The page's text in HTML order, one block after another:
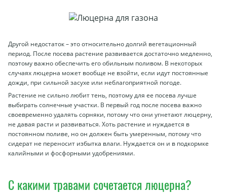
Другой недостаток – это относительно долгий вегетационный
период. После посева растение развивается достаточно медленно,
поэтому важно обеспечить его обильным поливом. В некоторых
случаях люцерна может вообще не взойти, если идут постоянные
дожди, при сильной засухе или неблагоприятной погоде.
Растение не сильно любит тень, поэтому для ее посева лучше
выбирать солнечные участки. В первый год после посева важно
своевременно удалять сорняки, потому что они угнетают люцерну,
не давая расти и развиваться. Хоть растение и нуждается в
постоянном поливе, но он должен быть умеренным, потому что
сидерат не переносит избытка влаги. Нуждается он и в подкормке
калийными и фосфорными удобрениями.
С какими травами сочетается люцерна?